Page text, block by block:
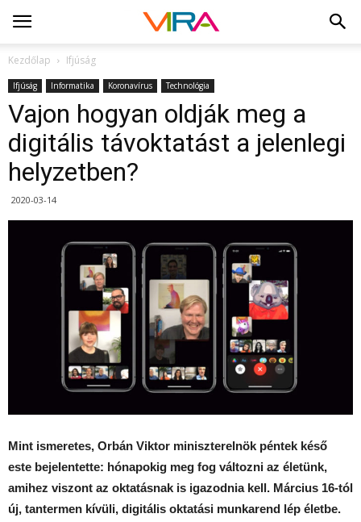
Kezdőlap Ifjúság
Ifjúság Informatika Koronavírus Technológia
Vajon hogyan oldják meg a
digitális távoktatást a jelenlegi
helyzetben?
2020-03-14
Mint ismeretes, Orbán Viktor miniszterelnök péntek késő
este bejelentette: hónapokig meg fog változni az életünk,
amihez viszont az oktatásnak is igazodnia kell. Március 16-tól
új, tantermen kívüli, digitális oktatási munkarend lép életbe.